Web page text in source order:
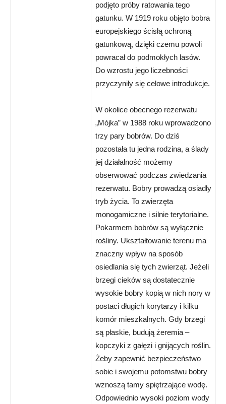
podjęto próby ratowania tego
gatunku. W 1919 roku objęto bobra
europejskiego ścisłą ochroną
gatunkową, dzięki czemu powoli
powracał do podmokłych lasów.
Do wzrostu jego liczebności
przyczyniły się celowe introdukcje.
W okolice obecnego rezerwatu
„Mójka” w 1988 roku wprowadzono
trzy pary bobrów. Do dziś
pozostała tu jedna rodzina, a ślady
jej działalność możemy
obserwować podczas zwiedzania
rezerwatu. Bobry prowadzą osiadły
tryb życia. To zwierzęta
monogamiczne i silnie terytorialne.
Pokarmem bobrów są wyłącznie
rośliny. Ukształtowanie terenu ma
znaczny wpływ na sposób
osiedlania się tych zwierząt. Jeżeli
brzegi cieków są dostatecznie
wysokie bobry kopią w nich nory w
postaci długich korytarzy i kilku
komór mieszkalnych. Gdy brzegi
są płaskie, budują żeremia –
kopczyki z gałęzi i gnijących roślin.
Żeby zapewnić bezpieczeństwo
sobie i swojemu potomstwu bobry
wznoszą tamy spiętrzające wodę.
Odpowiednio wysoki poziom wody